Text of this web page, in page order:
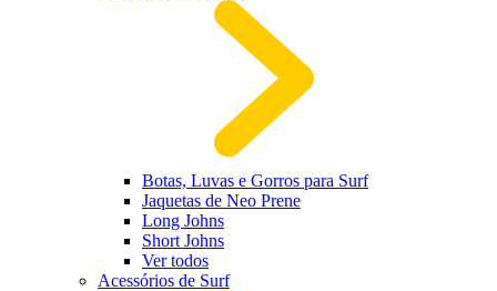
Botas, Luvas e Gorros para Surf
Jaquetas de Neo Prene
Long Johns
Short Johns
Ver todos
Acessórios de Surf